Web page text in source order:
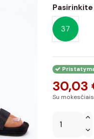
37
30,03
Su mokesčiais